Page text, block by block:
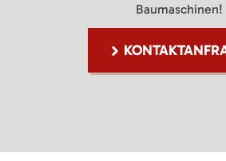
Baumaschinen!